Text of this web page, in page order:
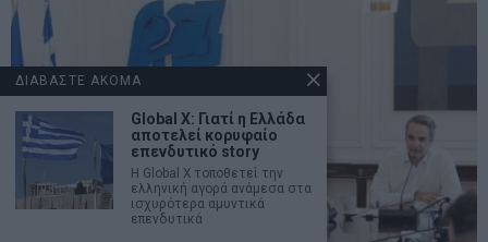
ΔΙΑΒΑΣΤΕ ΑΚΟΜΑ
Global X: Γιατί η Ελλάδα
αποτελεί κορυφαίο
επενδυτικό story
Η Global X τοποθετεί την
ελληνική αγορά ανάμεσα στα
ισχυρότερα αμυντικά
επενδυτικά